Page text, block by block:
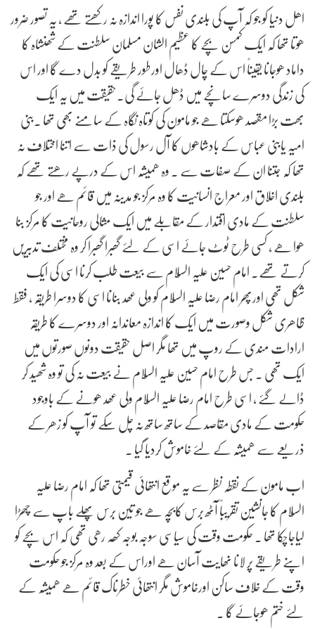
اھل دنیا کو جو کہ آپ کی بلندی نفس کا پورا اندازہ نہ رکھتے تھے ، یہ تصور ضرور
ھوتا تھا کہ ایک کمسن بچے کا عظیم الشان مسلمان سلطنت کے شھنشاہ کا
داماد ھوجانا یقیناً اس کے چال ڈھال اورطور طریقے کو بدل دے گا اور اس
کی زندگی دوسرے سانچے میں ڈھل جائے گی.حقیقت میں یہ ایک
بھت بڑا مقصد ھوسکتا ھے جو مامون کی کوتاہ نگاہ کے سامنے بھی تھا .بنی
امیہ یابنی عباس کے بادشاھوں کا آل رسول کی ذات سے اتنا اختلاف نہ
تھا کہ جتنا ان کے صفات سے ۔ وہ ھمیشہ اس کے درپے رھتے تھے کہ
بلندی اخلاق اور معراج انسانیت کا وہ مرکز جو مدینہ میں قائم ھے اور جو
سلطنت کے مادی اقتدار کے مقابلے میں ایک مثالی روحانیت کا مرکز بنا
ھوا ھے ، کسی طرح ٹوٹ جائے اسی کے لئے گھبرا گھبرا کر وہ مختلف تدبیریں
کرتے تھے. امام حسین علیہ السّلام سے بیعت طلب کرنا اسی کی ایک
شکل تھی اورپھر امام رضا علیہ السّلام کو ولی عھد بنانا اسی کا دوسرا طریقہ , فقط
ظاھری شکل وصورت میں ایک کا اندازہ معاندانہ اور دوسرے کا طریقہ
ارادات مندی کے روپ میں تھا مگر اصل حقیقت دونوں صورتوں میں
ایک تھی . جس طرح امام حسین علیہ السّلام نے بیعت نہ کی تو وہ شھید کر
ڈالے گئے , اسی طرح امام رضا علیہ السّلام ولی عھد ھونے کے باوجود
حکومت کے مادی مقاصد کے ساتھ ساتھ نہ چل سکے تو آپ کو زھر کے
ذریعے سے ھمیشہ کے لئے خاموش کردیا گیا .
اب مامون کے نقطہ نظر سے یہ موقع انتھائی قیمتی تھا کہ امام رضا علیہ
السّلام کا جانشین تقریباً آٹھ برس کابچہ ھے جو تین برس پھلے باپ سے چھڑا
لیاجاچکا تھا . حکومت وقت کی سیاسی سوجہ بوجہ کھہ رھی تھی کہ اس بچے کو
اپنے طریقے پر لانا نھایت آسان ھے اوراس کے بعد وہ مرکز جو حکومت
وقت کے خلاف ساکن اورخاموش مگر انتھائی خطرناک قائم ھے ھمیشہ کے
لئے ختم ھوجائے گا .